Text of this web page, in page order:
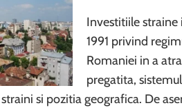
Investitiile straine
1991 privind
Romaniei in a
pregatita,
si pozitia geografica. De